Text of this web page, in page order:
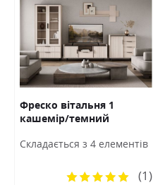
Фреско вітальня 1
кашемір/темний
Cкладається з 4 елементів
Рейтинг:
(1)